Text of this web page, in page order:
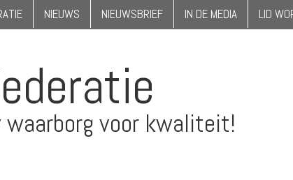
NIEUWS NIEUWSBRIEF IN DE MEDIA LID
waarborg voor kwaliteit!